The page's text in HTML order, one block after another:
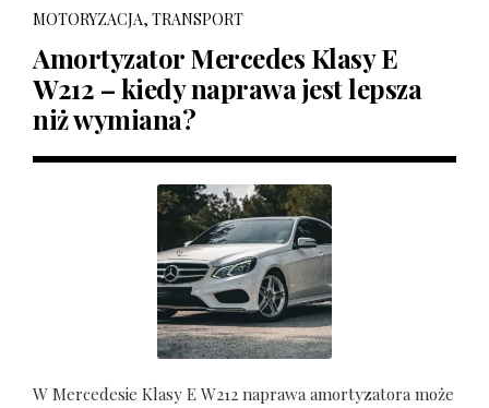
MOTORYZACJA, TRANSPORT
Amortyzator Mercedes Klasy E
W212 – kiedy naprawa jest lepsza
niż wymiana?
W Mercedesie Klasy E W212 naprawa amortyzatora może